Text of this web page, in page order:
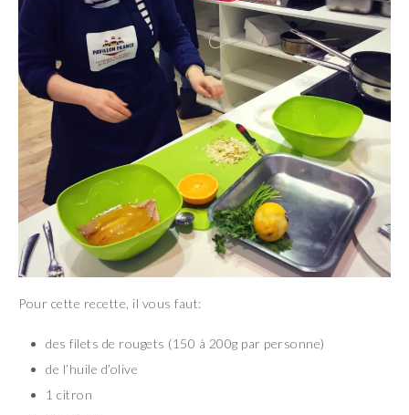
Pour cette recette, il vous faut:
des filets de rougets (150 à 200g par personne)
de l’huile d’olive
1 citron